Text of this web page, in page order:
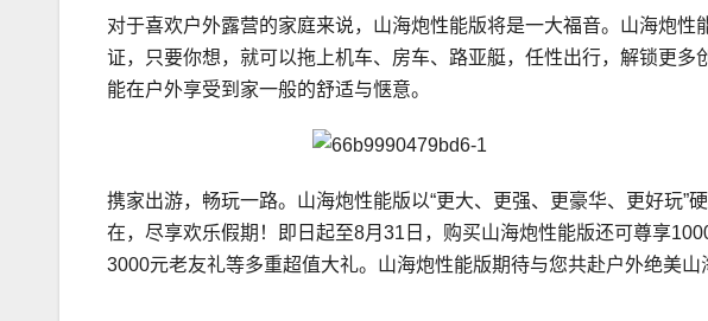
对于喜欢户外露营的家庭来说，山海炮性能版将是一大福音。山海炮
证，只要你想，就可以拖上机车、房车、路亚艇，任性出行，解锁更
能在户外享受到家一般的舒适与惬意。
携家出游，畅玩一路。山海炮性能版以“更大、更强、更豪华、更好玩”
在，尽享欢乐假期！即日起至8月31日，购买山海炮性能版还可尊享
3000元老友礼等多重超值大礼。山海炮性能版期待与您共赴户外绝美山